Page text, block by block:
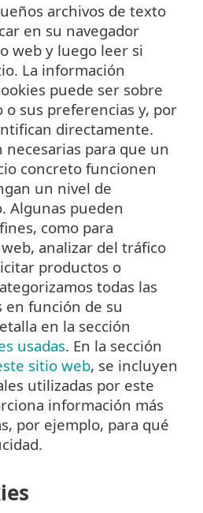
archivos de texto
en su navegador
web y luego leer si
La información
puede ser sobre
o sus preferencias y, por
directamente.
necesarias para que un
concreto funcionen
un nivel de
Algunas pueden
como para
analizar del tráfico
productos o
todas las
en función de su
en la sección
usadas. En la sección
sitio web, se incluyen
utilizadas por este
información más
por ejemplo, para qué